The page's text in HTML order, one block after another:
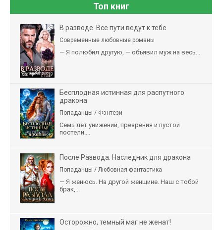
Топ книг
В разводе. Все пути ведут к тебе
Современные любовные романы
— Я полюбил другую, — объявил муж на весь...
Бесплодная истинная для распутного
дракона
Попаданцы / Фэнтези
Семь лет унижений, презрения и пустой
постели....
После Развода. Наследник для дракона
Попаданцы / Любовная фантастика
— Я женюсь. На другой женщине. Наш с тобой
брак,...
Осторожно, темный маг не женат!